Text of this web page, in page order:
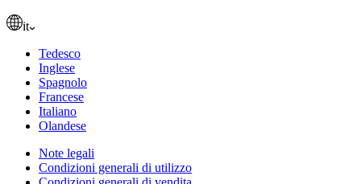
it
Tedesco
Inglese
Spagnolo
Francese
Italiano
Olandese
Note legali
Condizioni generali di utilizzo